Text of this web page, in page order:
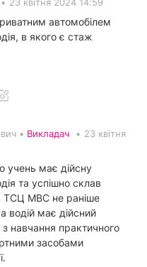
автомобілем
в якого є стаж
• Викладач • 23 квітня
має дійсну
та успішно склав
ТСЦ МВС не раніше
водій має дійсний
з навчання практичного
засобами